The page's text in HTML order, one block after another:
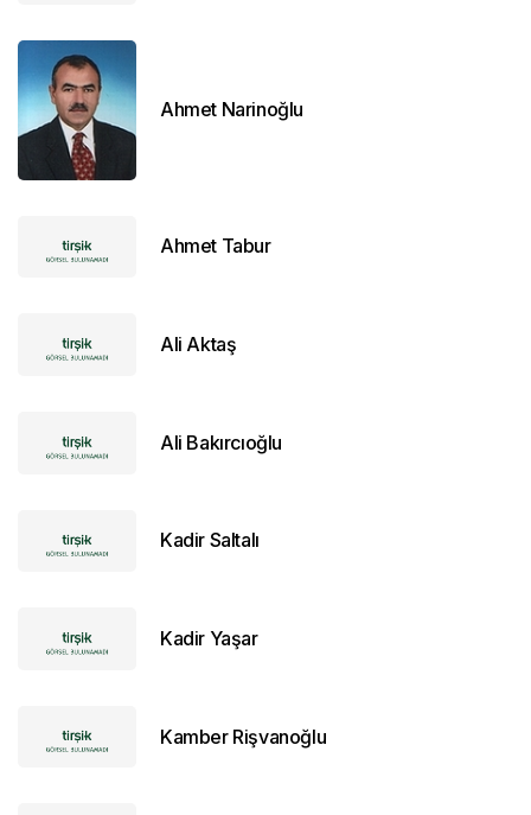
Ahmet Narinoğlu
Ahmet Tabur
Ali Aktaş
Ali Bakırcıoğlu
Kadir Saltalı
Kadir Yaşar
Kamber Rişvanoğlu